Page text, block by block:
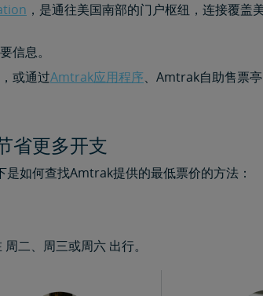
，是通往美国南部的门户枢纽，连接覆盖
信息。
或通过Amtrak应用程序、Amtrak自助售票
省更多开支
如何查找Amtrak提供的最低票价的方法：
二、周三或周六 出行。